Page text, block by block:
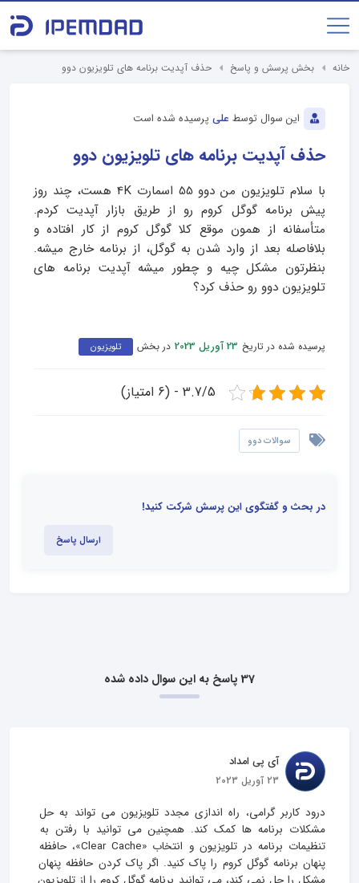
خانه بخش پرسش و پاسخ حذف آپدیت برنامه‌ های تلویزیون دوو
این سوال توسط علی پرسیده شده است
حذف آپدیت برنامه‌ های تلویزیون دوو
با سلام تلویزیون من دوو 55 اسمارت 4K هست، چند روز
پیش برنامه گوگل کروم رو از طریق بازار آپدیت کردم.
متأسفانه از همون موقع کلا گوگل کروم از کار افتاده و
بلافاصله بعد از وارد شدن به گوگل، از برنامه خارج میشه.
بنظرتون مشکل چیه و چطور میشه آپدیت برنامه های
تلویزیون دوو رو حذف کرد؟
پرسیده شده در تاریخ 23 آوریل 2023 در بخش تلویزیون
3.7/5 - (6 امتیاز)
سوالات دوو
در بحث و گفتگوی این پرسش شرکت کنید!
ارسال پاسخ
37 پاسخ به این سوال داده شده
آی پی امداد
23 آوریل 2023
درود کاربر گرامی، راه اندازی مجدد تلویزیون می تواند به حل
مشکلات برنامه ها کمک کند. همچنین می‌ توانید با رفتن به
تنظیمات برنامه در تلویزیون و انتخاب «Clear Cache»، حافظه
پنهان برنامه گوگل کروم را پاک کنید. اگر پاک کردن حافظه پنهان